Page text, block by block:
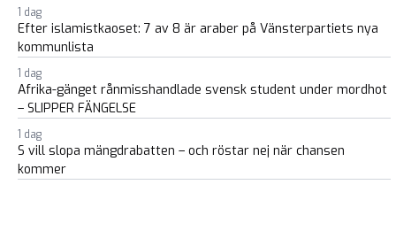
1 dag
Efter islamistkaoset: 7 av 8 är araber på Vänsterpartiets nya
kommunlista
1 dag
Afrika-gänget rånmisshandlade svensk student under mordhot
– SLIPPER FÄNGELSE
1 dag
S vill slopa mängdrabatten – och röstar nej när chansen
kommer